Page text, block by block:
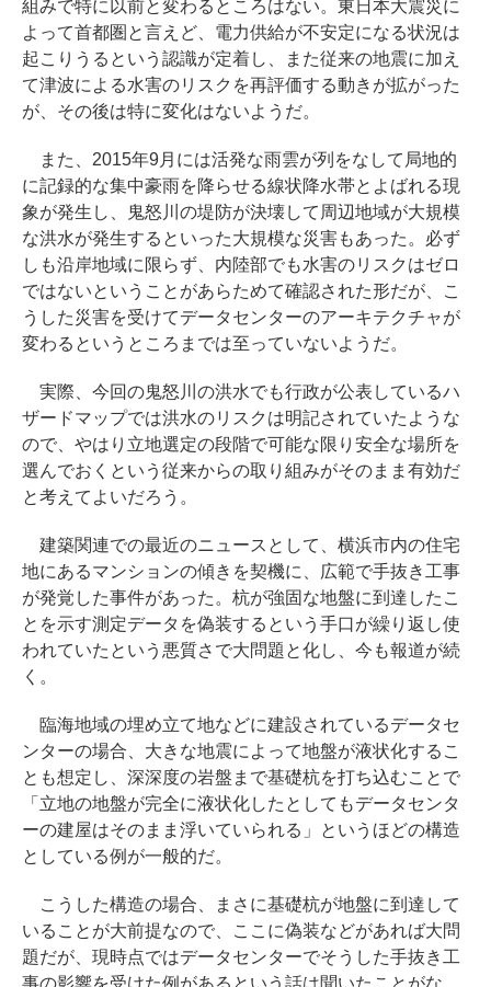
組みで特に以前と変わるところはない。東日本大震災に
よって首都圏と言えど、電力供給が不安定になる状況は
起こりうるという認識が定着し、また従来の地震に加え
て津波による水害のリスクを再評価する動きが拡がった
が、その後は特に変化はないようだ。
また、2015年9月には活発な雨雲が列をなして局地的
に記録的な集中豪雨を降らせる線状降水帯とよばれる現
象が発生し、鬼怒川の堤防が決壊して周辺地域が大規模
な洪水が発生するといった大規模な災害もあった。必ず
しも沿岸地域に限らず、内陸部でも水害のリスクはゼロ
ではないということがあらためて確認された形だが、こ
うした災害を受けてデータセンターのアーキテクチャが
変わるというところまでは至っていないようだ。
実際、今回の鬼怒川の洪水でも行政が公表しているハ
ザードマップでは洪水のリスクは明記されていたような
ので、やはり立地選定の段階で可能な限り安全な場所を
選んでおくという従来からの取り組みがそのまま有効だ
と考えてよいだろう。
建築関連での最近のニュースとして、横浜市内の住宅
地にあるマンションの傾きを契機に、広範で手抜き工事
が発覚した事件があった。杭が強固な地盤に到達したこ
とを示す測定データを偽装するという手口が繰り返し使
われていたという悪質さで大問題と化し、今も報道が続
く。
臨海地域の埋め立て地などに建設されているデータセ
ンターの場合、大きな地震によって地盤が液状化するこ
とも想定し、深深度の岩盤まで基礎杭を打ち込むことで
「立地の地盤が完全に液状化したとしてもデータセンタ
ーの建屋はそのまま浮いていられる」というほどの構造
としている例が一般的だ。
こうした構造の場合、まさに基礎杭が地盤に到達して
いることが大前提なので、ここに偽装などがあれば大問
題だが、現時点ではデータセンターでそうした手抜き工